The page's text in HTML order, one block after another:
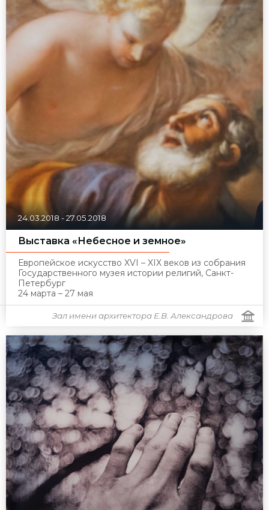
24.03.2018 -27.05.2018
Выставка «Небесное и земное»
Европейское искусство XVI – XIX веков из собрания
Государственного музея истории религий, Санкт-
Петербург
24 марта – 27 мая
Зал имени архитектора Е.В. Александрова